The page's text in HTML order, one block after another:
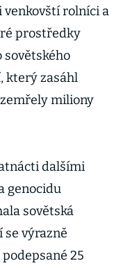
rolníci a
prostředky
sovětského
který zasáhl
miliony
dalšími
genocidu
sovětská
se výrazně
25